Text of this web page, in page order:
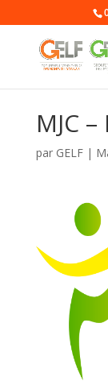
MJC
par GELF|